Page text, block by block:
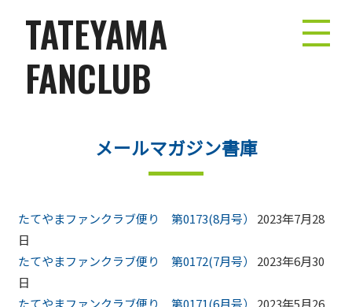
TATEYAMA
FANCLUB
メールマガジン書庫
たてやまファンクラブ便り 第0173(8月号）
2023年7月28
日
たてやまファンクラブ便り 第0172(7月号）
2023年6月30
日
たてやまファンクラブ便り 第0171(6月号）
2023年5月26